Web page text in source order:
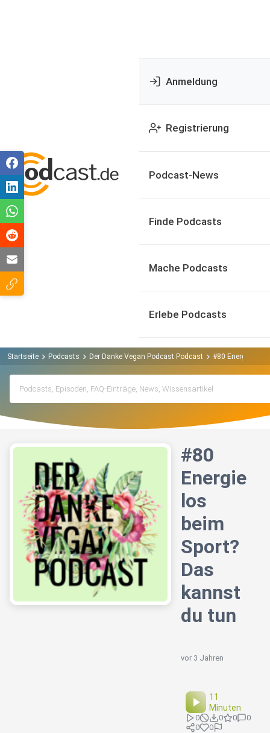
Anmeldung
Registrierung
Podcast-News
Finde Podcasts
Mache Podcasts
Erlebe Podcasts
Startseite Podcasts Der Danke Vegan Podcast Podcast #80 Energielos
#80
Energie
los
beim
Sport?
Das
kannst
du tun
vor 3 Jahren
11
Minuten
0 0 0
0
0
0